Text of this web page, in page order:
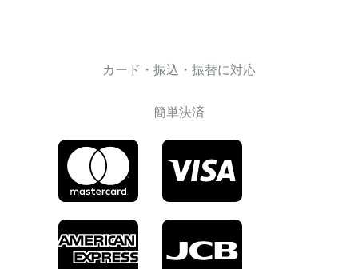
カード・振込・振替に対応
簡単決済